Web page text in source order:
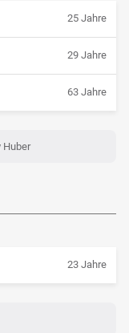
25 Jahre
29 Jahre
63 Jahre
Huber
23 Jahre